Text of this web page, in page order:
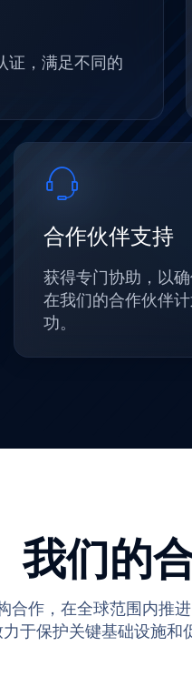
证，满足不同的
合作伙伴支持
获得专门协助，以
在我们的合作伙伴
功。
我们的
合作，在全球范围内推
于保护关键基础设施和